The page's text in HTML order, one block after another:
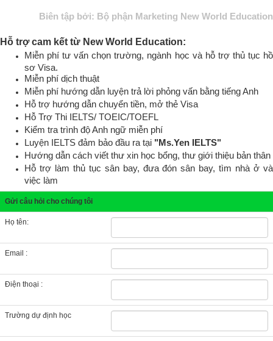
Biên tập bởi: Bộ phận Marketing New World Education
Hỗ trợ cam kết từ New World Education:
Miễn phí tư vấn chọn trường, ngành học và hỗ trợ thủ tục hồ
sơ Visa.
Miễn phí dịch thuật
Miễn phí hướng dẫn luyện trả lời phỏng vấn bằng tiếng Anh
Hỗ trợ hướng dẫn chuyển tiền, mở thẻ Visa
Hỗ Trợ Thi IELTS/ TOEIC/TOEFL
Kiểm tra trình độ Anh ngữ miễn phí
Luyện IELTS đảm bảo đầu ra tại "Ms.Yen IELTS"
Hướng dẫn cách viết thư xin học bổng, thư giới thiệu bản thân
Hỗ trợ làm thủ tục sân bay, đưa đón sân bay, tìm nhà ở và
việc làm
Gửi câu hỏi cho chúng tôi
Họ tên:
Email :
Điện thoại :
Trường dự định học